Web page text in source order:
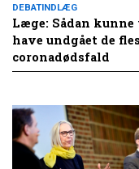
DEBATINDLÆG
Læge: Sådan kunne
have undgået de
coronadødsfald